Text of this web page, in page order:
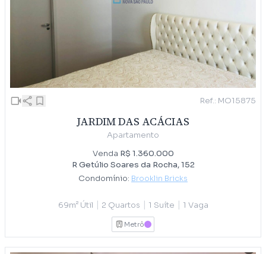
Ref.: MO15875
JARDIM DAS ACÁCIAS
Apartamento
Venda R$ 1.360.000
R Getúlio Soares da Rocha, 152
Condomínio: Brooklin Bricks
69m² Útil | 2 Quartos | 1 Suíte | 1 Vaga
Metrô LILAS